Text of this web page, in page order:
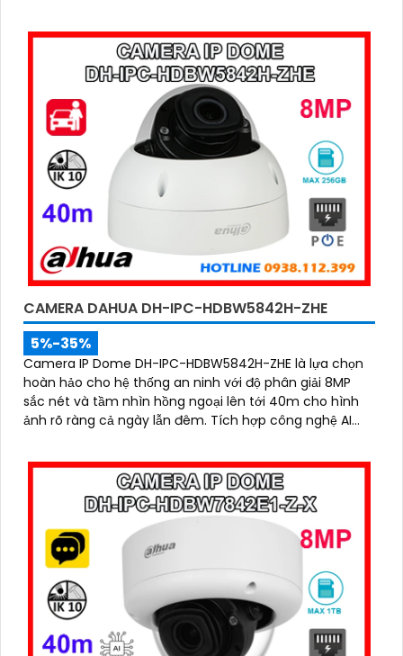
CAMERA DAHUA DH-IPC-HDBW5842H-ZHE
5%-35%
Camera IP Dome DH-IPC-HDBW5842H-ZHE là lựa chọn
hoàn hảo cho hệ thống an ninh với độ phân giải 8MP
sắc nét và tầm nhìn hồng ngoại lên tới 40m cho hình
ảnh rõ ràng cả ngày lẫn đêm. Tích hợp công nghệ AI
phương tiện, hạn chế cảnh báo sai, đi kèm khe cắm thẻ
nhớ 256GB lưu trữ lâu dài, hỗ trợ POE tiện lợi và mức giá
phải chăng